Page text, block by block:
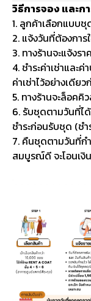
วิธีการจอง และก
1. ลูกค้าเลือกแบบ
2. แจ้งวันที่ต้องกา
3. ทางร้านจะแจ้งร
4. ชำระค่าเช่าและ
ค่าเช่าไว้อย่างเดีย
5. ทางร้านจะล็อคคิ
6. รับชุดตามวันที่ไ
ชำระก่อนรับชุด (ชำ
7. คืนชุดตามวันที่ก
สมบูรณ์ดี จะโอนเงิ